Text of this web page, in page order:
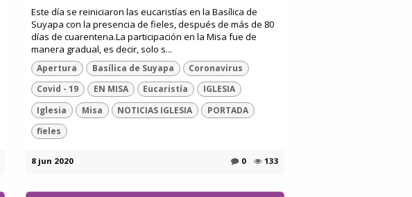
Este día se reiniciaron las eucaristías en la Basílica de
Suyapa con la presencia de fieles, después de más de 80
días de cuarentena.La participación en la Misa fue de
manera gradual, es decir, solo s...
Apertura Basílica de Suyapa
Coronavirus
Covid - 19
EN MISA Eucaristía
IGLESIA
Iglesia
Misa NOTICIAS IGLESIA
PORTADA
fieles
8 jun 2020 0 133